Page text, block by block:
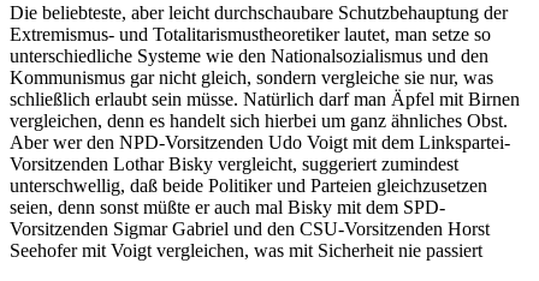
Die beliebteste, aber leicht durchschaubare Schutzbehauptung der
Extremismus- und Totalitarismustheoretiker lautet, man setze so
unterschiedliche Systeme wie den Nationalsozialismus und den
Kommunismus gar nicht gleich, sondern vergleiche sie nur, was
schließlich erlaubt sein müsse. Natürlich darf man Äpfel mit Birnen
vergleichen, denn es handelt sich hierbei um ganz ähnliches Obst.
Aber wer den NPD-Vorsitzenden Udo Voigt mit dem Linkspartei-
Vorsitzenden Lothar Bisky vergleicht, suggeriert zumindest
unterschwellig, daß beide Politiker und Parteien gleichzusetzen
seien, denn sonst müßte er auch mal Bisky mit dem SPD-
Vorsitzenden Sigmar Gabriel und den CSU-Vorsitzenden Horst
Seehofer mit Voigt vergleichen, was mit Sicherheit nie passiert